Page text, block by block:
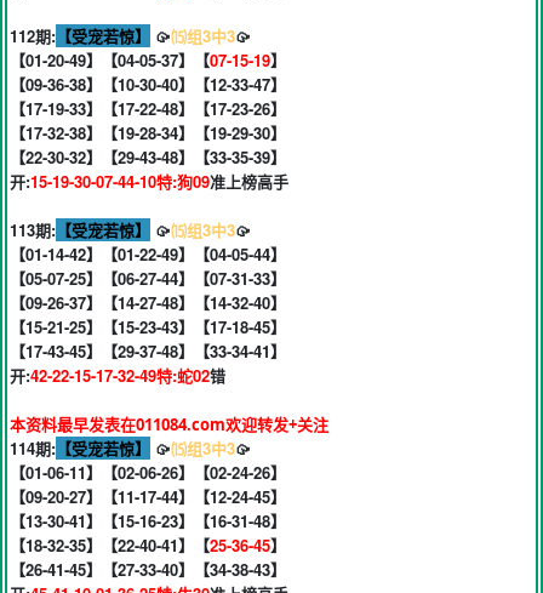
112期: 【受宠若惊】 🥠⒂组3中3🥠
【01-20-49】【04-05-37】【07-15-19】
【09-36-38】【10-30-40】【12-33-47】
【17-19-33】【17-22-48】【17-23-26】
【17-32-38】【19-28-34】【19-29-30】
【22-30-32】【29-43-48】【33-35-39】
开:15-19-30-07-44-10特:狗09准上榜高手
113期: 【受宠若惊】 🥠⒂组3中3🥠
【01-14-42】【01-22-49】【04-05-44】
【05-07-25】【06-27-44】【07-31-33】
【09-26-37】【14-27-48】【14-32-40】
【15-21-25】【15-23-43】【17-18-45】
【17-43-45】【29-37-48】【33-34-41】
开:42-22-15-17-32-49特:蛇02错
本资料最早发表在011084.com欢迎转发+关注
114期: 【受宠若惊】 🥠⒂组3中3🥠
【01-06-11】【02-06-26】【02-24-26】
【09-20-27】【11-17-44】【12-24-45】
【13-30-41】【15-16-23】【16-31-48】
【18-32-35】【22-40-41】【25-36-45】
【26-41-45】【27-33-40】【34-38-43】